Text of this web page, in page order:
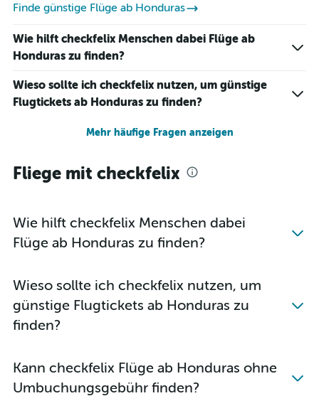
Finde günstige Flüge ab Honduras
Wie hilft checkfelix Menschen dabei Flüge ab
Honduras zu finden?
Wieso sollte ich checkfelix nutzen, um günstige
Flugtickets ab Honduras zu finden?
Mehr häufige Fragen anzeigen
Fliege mit checkfelix
Wie hilft checkfelix Menschen dabei
Flüge ab Honduras zu finden?
Wieso sollte ich checkfelix nutzen, um
günstige Flugtickets ab Honduras zu
finden?
Kann checkfelix Flüge ab Honduras ohne
Umbuchungsgebühr finden?